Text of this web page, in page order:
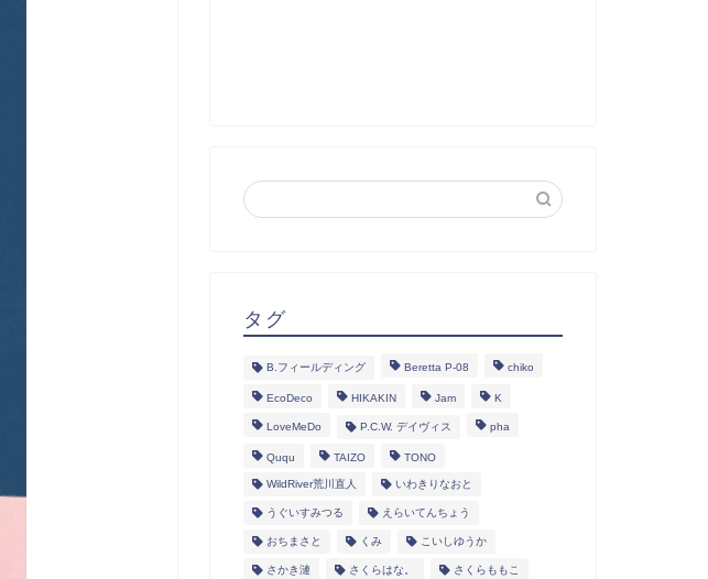
タグ
B.フィールディング Beretta P-08 chiko
EcoDeco HIKAKIN Jam K
LoveMeDo P.C.W. デイヴィス pha
Ququ TAIZO TONO
WildRiver荒川直人 いわきりなおと
うぐいすみつる えらいてんちょう
おちまさと くみ こいしゆうか
さかき漣 さくらはな。 さくらももこ